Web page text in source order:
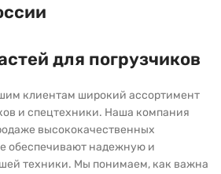
для погрузчиков
клиентам широкий ассортимент
и спецтехники. Наша компания
высококачественных
обеспечивают надежную и
техники. Мы понимаем, как важна